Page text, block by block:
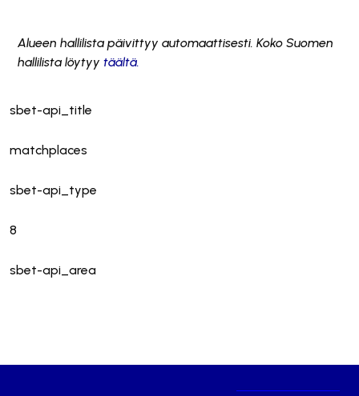
Alueen hallilista päivittyy automaattisesti. Koko Suomen
hallilista löytyy täältä.
sbet-api_title
matchplaces
sbet-api_type
8
sbet-api_area